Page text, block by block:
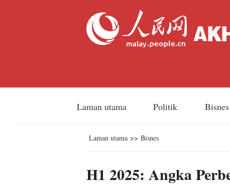
Laman utama Politik Bisnes
Laman utama >> Bisnes
H1 2025: Angka